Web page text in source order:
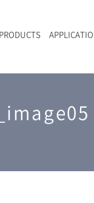
PRODUCTS
charge | 充放電in-situ
| レーザースペックルキラー
ー（高分子）・樹脂
インセミナー
ス